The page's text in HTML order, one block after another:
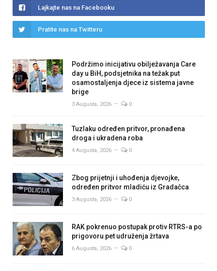
Lajkajte nas na Facebooku
Pratite nas na Twitteru
Podržimo inicijativu obilježavanja Care
day u BiH, podsjetnika na težak put
osamostaljenja djece iz sistema javne
brige
3 Augusta, 2026 0
Tuzlaku određen pritvor, pronađena
droga i ukradena roba
4 Augusta, 2026 0
Zbog prijetnji i uhođenja djevojke,
određen pritvor mladiću iz Gradačca
3 Augusta, 2026 0
RAK pokrenuo postupak protiv RTRS-a po
prigovoru pet udruženja žrtava
6 Augusta, 2026 0